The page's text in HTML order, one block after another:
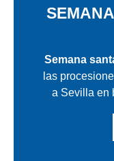
Semana
las
a Sevilla en